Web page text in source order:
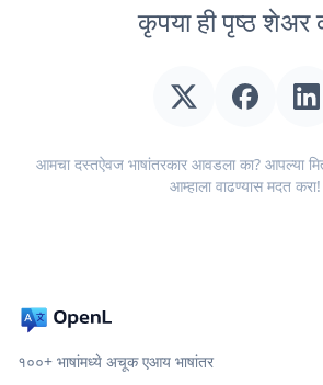
कृपया ही पृष्ठ शेअर
आमचा दस्तऐवज भाषांतरकार आवडला का? आपल्या
आम्हाला वाढण्यास मदत करा!
१००+ भाषांमध्ये अचूक एआय भाषांतर